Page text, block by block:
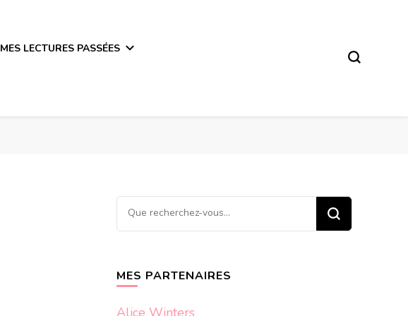
MES LECTURES PASSÉES
Vous
recherchiez
MES PARTENAIRES